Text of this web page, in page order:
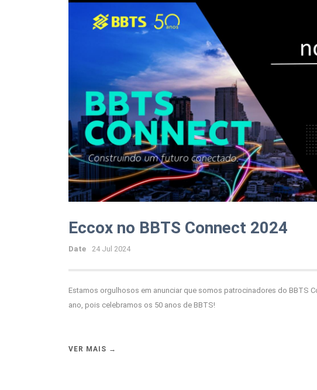
Eccox no BBTS Connect 2024
Date 24 Jul 2024
Estamos orgulhosos em anunciar que somos patrocinadores do BBTS
ano, pois celebramos os 50 anos de BBTS!
VER MAIS →